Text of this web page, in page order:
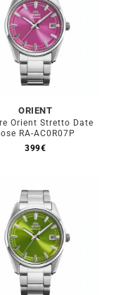
ORIENT
Orient Stretto Date
RA-AC0R07P
399€